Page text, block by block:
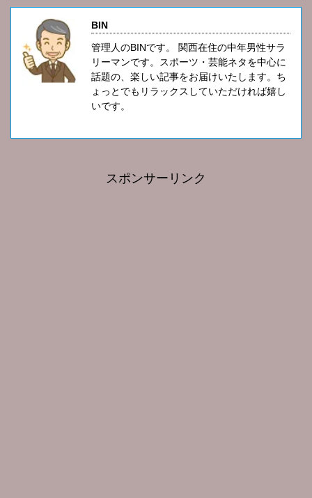
BIN
管理人のBINです。 関西在住の中年男性サラ
リーマンです。スポーツ・芸能ネタを中心に
話題の、楽しい記事をお届けいたします。ち
ょっとでもリラックスしていただければ嬉し
いです。
スポンサーリンク